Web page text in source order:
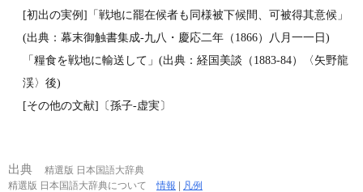
[初出の実例]「戦地に罷在候者も同様被下候間、可被得其意候」
(出典：幕末御触書集成‐九八・慶応二年（1866）八月一一日)
「糧食を戦地に輸送して」(出典：経国美談（1883‐84）〈矢野龍
渓〉後)
[その他の文献]〔孫子‐虚実〕
出典
精選版 日本国語大辞典
精選版 日本国語大辞典について情報 | 凡例